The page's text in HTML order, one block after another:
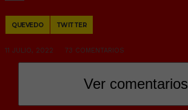
Link
QUEVEDO TWITTER
11 JULIO, 2022 73 COMENTARIOS
Ver comentarios